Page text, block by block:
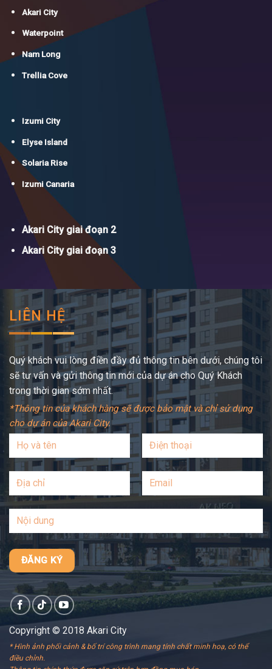
Akari City
Waterpoint
Nam Long
Trellia Cove
Izumi City
Elyse Island
Solaria Rise
Izumi Canaria
Akari City giai đoạn 2
Akari City giai đoạn 3
LIÊN HỆ
Quý khách vui lòng điền đầy đủ thông tin bên dưới, chúng tôi
sẽ tư vấn và gửi thông tin mới của dự án cho Quý Khách
trong thời gian sớm nhất.
*Thông tin của khách hàng sẽ được bảo mật và chỉ sử dụng
cho dự án của Akari City.
Copyright © 2018 Akari City
* Hình ảnh phối cảnh & bố trí công trình mang tính chất minh hoạ, có thể
điều chỉnh.